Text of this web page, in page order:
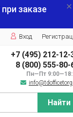
при заказе
Вход
+7 (495) 212-12-
8 (800) 555-80-
Пн—Пт
Найти